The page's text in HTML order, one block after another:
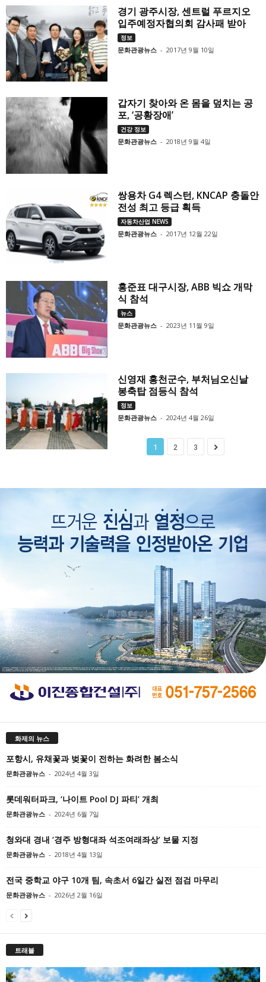
경기 광주시장, 센트럴 푸르지오
입주예정자협의회 감사패 받아
정보
문화관광뉴스 - 2017년 9월 10일
갑자기 찾아와 온 몸을 덮치는 공
포, ‘공황장애’
건강 정보
문화관광뉴스 - 2018년 9월 4일
쌍용차 G4 렉스턴, KNCAP 충돌안
전성 최고 등급 획득
자동차산업 NEWS
문화관광뉴스 - 2017년 12월 22일
홍준표 대구시장, ABB 빅쇼 개막
식 참석
뉴스
문화관광뉴스 - 2023년 11월 9일
신영재 홍천군수, 부처님오신날
봉축탑 점등식 참석
정보
문화관광뉴스 - 2024년 4월 26일
1 2 3
화제의 뉴스
포항시, 유채꽃과 벚꽃이 전하는 화려한 봄소식
문화관광뉴스 - 2024년 4월 3일
롯데워터파크, ‘나이트 Pool DJ 파티’ 개최
문화관광뉴스 - 2024년 6월 7일
청와대 경내 ‘경주 방형대좌 석조여래좌상’ 보물 지정
문화관광뉴스 - 2018년 4월 13일
전국 중학교 야구 10개 팀, 속초서 6일간 실전 점검 마무리
문화관광뉴스 - 2026년 2월 16일
트래블